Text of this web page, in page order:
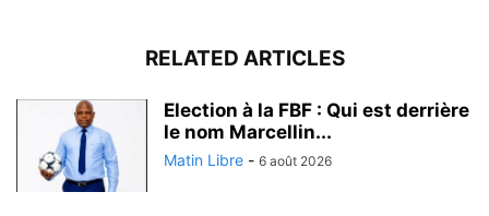
RELATED ARTICLES
Election à la FBF : Qui est derrière
le nom Marcellin...
Matin Libre - 6 août 2026